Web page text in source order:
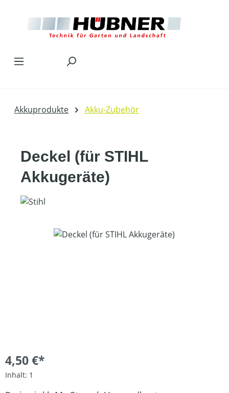
Akkuprodukte Akku-Zubehör
Deckel (für STIHL
Akkugeräte)
Bildergalerie überspringen
4,50 €*
Inhalt: 1